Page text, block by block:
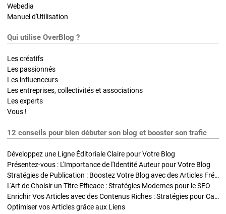
Webedia
Manuel d'Utilisation
Qui utilise OverBlog ?
Les créatifs
Les passionnés
Les influenceurs
Les entreprises, collectivités et associations
Les experts
Vous !
12 conseils pour bien débuter son blog et booster son trafic
Développez une Ligne Éditoriale Claire pour Votre Blog
Présentez-vous : L'Importance de l'Identité Auteur pour Votre Blog
Stratégies de Publication : Boostez Votre Blog avec des Articles Fréquents et Exclusifs
L'Art de Choisir un Titre Efficace : Stratégies Modernes pour le SEO
Enrichir Vos Articles avec des Contenus Riches : Stratégies pour Captiver et Optimiser
Optimiser vos Articles grâce aux Liens